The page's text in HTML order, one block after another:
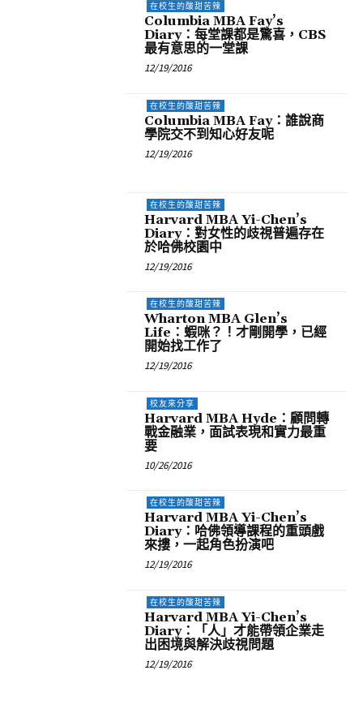
在校生的酸甜苦辣
Columbia MBA Fay’s
Diary：每堂課都是驚喜，CBS
最有意思的一堂課
12/19/2016
在校生的酸甜苦辣
Columbia MBA Fay：誰說商
學院交不到知心好友呢
12/19/2016
在校生的酸甜苦辣
Harvard MBA Yi-Chen’s
Diary：對女性的歧視普遍存在
於哈佛校園中
12/19/2016
在校生的酸甜苦辣
Wharton MBA Glen’s
Life：蝦咪？！才剛開學，已經
開始找工作了
12/19/2016
校友來分享
Harvard MBA Hyde：顧問轉
戰金融業，面試表現和實力最重
要
10/26/2016
在校生的酸甜苦辣
Harvard MBA Yi-Chen’s
Diary：哈佛領導課程的重頭戲
來摟，一起角色扮演吧
12/19/2016
在校生的酸甜苦辣
Harvard MBA Yi-Chen’s
Diary：「人」才能帶領企業走
出困境與解決歧視問題
12/19/2016